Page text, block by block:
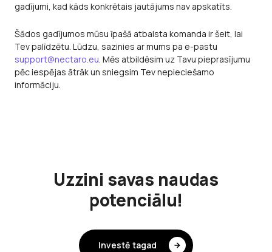
gadījumi, kad kāds konkrētais jautājums nav apskatīts.
Šādos gadījumos mūsu īpašā atbalsta komanda ir šeit, lai
Tev palīdzētu. Lūdzu, sazinies ar mums pa e-pastu
support@nectaro.eu. Mēs atbildēsim uz Tavu pieprasījumu
pēc iespējas ātrāk un sniegsim Tev nepieciešamo
informāciju.
Uzzini savas naudas
potenciālu!
Investē tagad